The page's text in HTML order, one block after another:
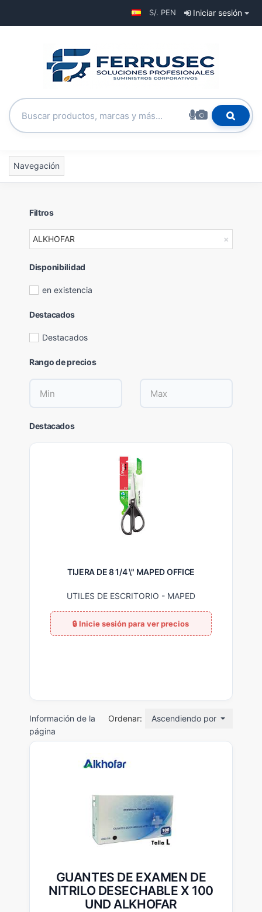
S/. PEN Iniciar sesión
Navegación
Filtros
×
ALKHOFAR
Disponibilidad
en existencia
Destacados
Destacados
Rango de precios
Destacados
TIJERA DE 8 1/4 \" MAPED OFFICE
UTILES DE ESCRITORIO - MAPED
Ordenar: Ascendiendo por nombre
Información de la
página
GUANTES DE EXAMEN DE
NITRILO DESECHABLE X 100
UND ALKHOFAR